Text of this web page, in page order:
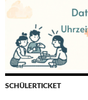
SCHÜLERTICKET